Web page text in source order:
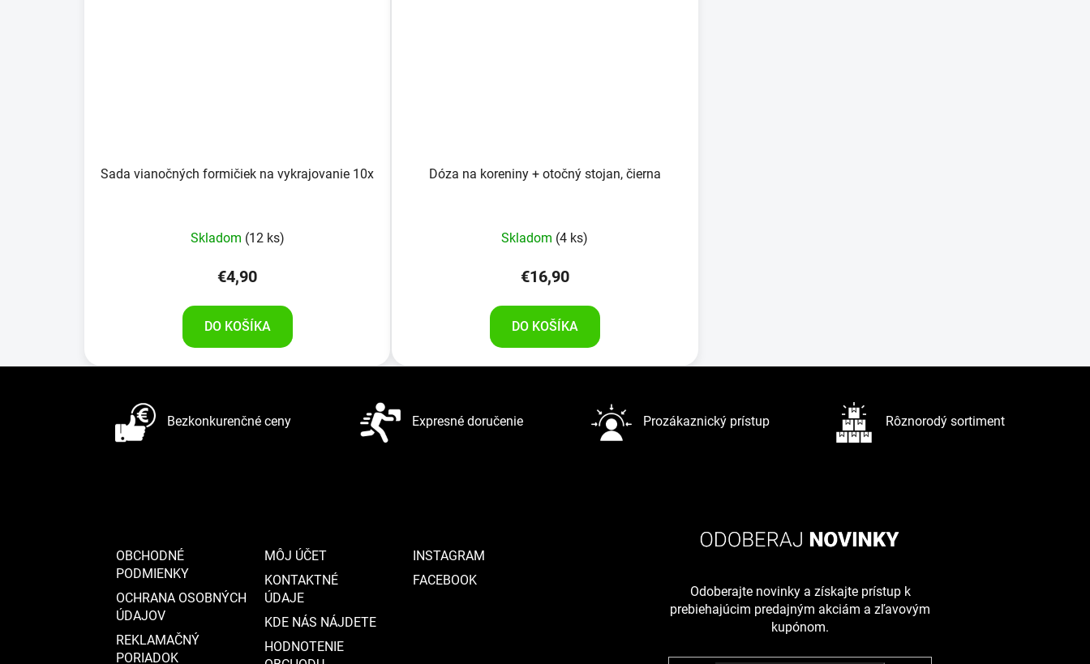
Sada vianočných formičiek na vykrajovanie 10x
Skladom (12 ks)
€4,90
DO KOŠÍKA
Dóza na koreniny + otočný stojan, čierna
Skladom (4 ks)
€16,90
DO KOŠÍKA
Bezkonkurenčné ceny Expresné doručenie Prozákaznický prístup Rôznorodý sortiment
OBCHODNÉ
PODMIENKY
OCHRANA OSOBNÝCH
ÚDAJOV
REKLAMAČNÝ
PORIADOK
MÔJ ÚČET
KONTAKTNÉ
ÚDAJE
KDE NÁS NÁJDETE
HODNOTENIE
INSTAGRAM
FACEBOOK
Odoberajte novinky a získajte prístup k
prebiehajúcim predajným akciám a zľavovým
kupónom.